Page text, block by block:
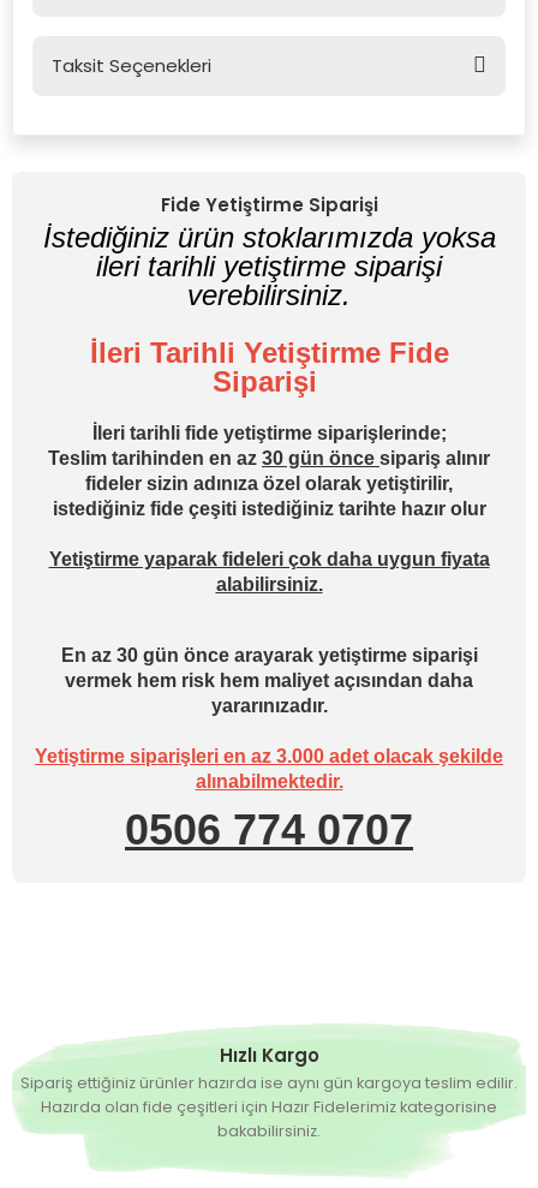
Taksit Seçenekleri
Fide Yetiştirme Siparişi
İstediğiniz ürün stoklarımızda yoksa
ileri tarihli yetiştirme siparişi
verebilirsiniz.
İleri Tarihli Yetiştirme Fide
Siparişi
İleri tarihli fide yetiştirme siparişlerinde;
Teslim tarihinden en az 30 gün önce sipariş alınır
fideler sizin adınıza özel olarak yetiştirilir,
istediğiniz fide çeşiti istediğiniz tarihte hazır olur
Yetiştirme yaparak fideleri çok daha uygun fiyata
alabilirsiniz.
En az 30 gün önce arayarak yetiştirme siparişi
vermek hem risk hem maliyet açısından daha
yararınızadır.
Yetiştirme siparişleri en az 3.000 adet olacak şekilde
alınabilmektedir.
0506 774 0707
Hızlı Kargo
Sipariş ettiğiniz ürünler hazırda ise aynı gün kargoya teslim edilir.
Hazırda olan fide çeşitleri için Hazır Fidelerimiz kategorisine
bakabilirsiniz.